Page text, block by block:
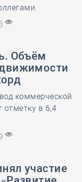
Объём
коммерческой
отметку в 6,4
участие